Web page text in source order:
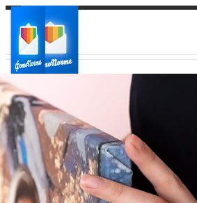
Ваш город:
Ваш регион доставки
Выберите из списка: